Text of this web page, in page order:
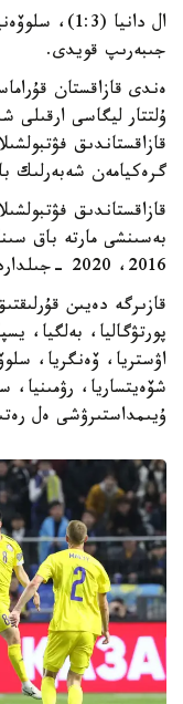
جىبەرىپ قويدى.
ەندى قازاقستان
ۇلتتار ليگاسى ارقىلى
گرەكيامەن شەبەرلىك
قازاقستاندىق
2016، 2020 -جىلداردا - 5 - ورىن الدى.
قازىرگە دەيىن
پورتۋگاليا، بەلگيا،
اۋستريا، ۆەنگريا،
شۆەيتساريا، رۋمىنيا،
ۇيىمداستىرۋشى ەل